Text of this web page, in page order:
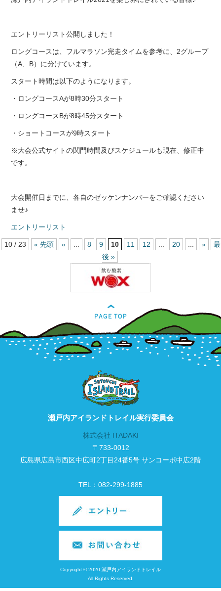
エントリーリスト公開しました！
ロングコースは、フルマラソン完走タイムを参考に、2グループ
（A、B）に分けています。
スタート時間は以下のようになります。
・ロングコースAが8時30分スタート
・ロングコースBが8時45分スタート
・ショートコースが9時スタート
※大会公式サイトの関門時間及びスケジュールも現在、修正中
です。
大会開催日までに、各自のゼッケンナンバーをご確認ください
ませ♪
エントリーリスト
10 / 23 « 先頭 « ... 8 9 10 11 12 ... 20 ... »
最
後 »
瀬戸内アイランドトレイル実行委員会
株式会社 ITADAKI
〒733-0012
広島県広島市西区中広町2丁目24番5号 サンコーポ中広2階
TEL：082-299-1885
Copyright © 2020 瀬戸内アイランドトレイル
All Rights Reserved.